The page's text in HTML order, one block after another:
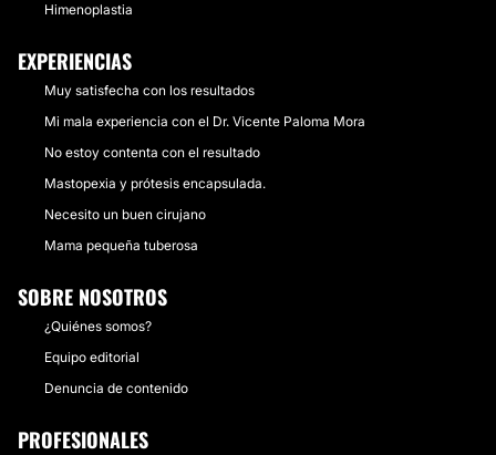
Himenoplastia
EXPERIENCIAS
Muy satisfecha con los resultados
Mi mala experiencia con el Dr. Vicente Paloma Mora
No estoy contenta con el resultado
Mastopexia y prótesis encapsulada.
Necesito un buen cirujano
Mama pequeña tuberosa
SOBRE NOSOTROS
¿Quiénes somos?
Equipo editorial
Denuncia de contenido
PROFESIONALES